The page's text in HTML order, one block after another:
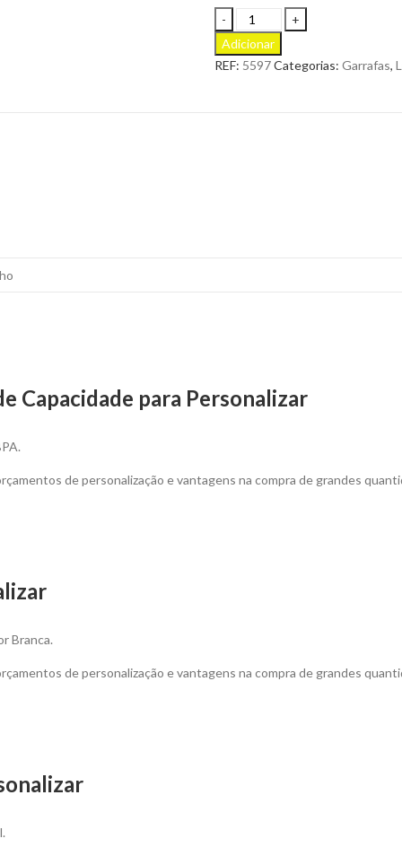
Garrafa
de
Vidro
Haser
Adicionar
REF: 5597Categorias: Garrafas,
Capacidade para Personalizar
de personalização e vantagens na compra de grandes
Branca.
de personalização e vantagens na compra de grandes